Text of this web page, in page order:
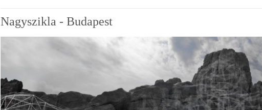
Nagyszikla - Budapest